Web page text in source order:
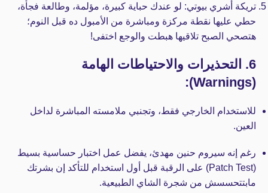
تريكة أشري بيوتي: لو عندك حباية كبيرة، مؤلمة، وطالعة فجأة،
حطي عليها نقطة مركزة ومباشرة من الأمبول ده قبل النوم؛
هتصحي الصبح تلاقيها هبطت والوجع اختفى!
6. التحذيرات والاحتياطات الهامة
(Warnings):
للاستخدام الخارجي فقط، وتجنبي ملامسته المباشرة لداخل
العين.
رغم إنه سيروم حنين مهدئ، يفضل عمل اختبار حساسية بسيط
(Patch Test) على الرقبة قبل أول استخدام للتأكد إن بشرتك
مابتتحسسش من شجرة الشاي الطبيعية.